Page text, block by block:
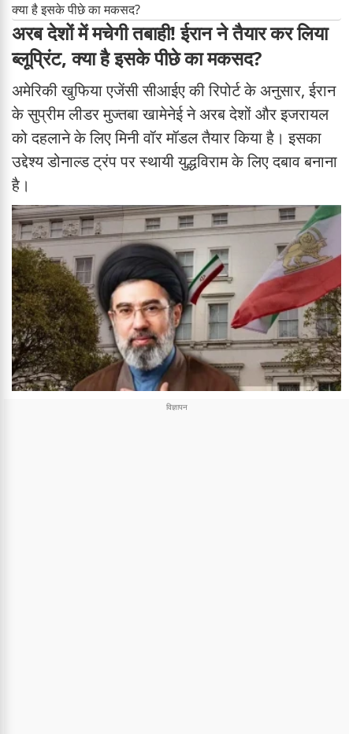
क्या है इसके पीछे का मकसद?
अरब देशों में मचेगी तबाही! ईरान ने तैयार कर लिया
ब्लूप्रिंट, क्या है इसके पीछे का मकसद?
अमेरिकी खुफिया एजेंसी सीआईए की रिपोर्ट के अनुसार, ईरान
के सुप्रीम लीडर मुज्तबा खामेनेई ने अरब देशों और इजरायल
को दहलाने के लिए मिनी वॉर मॉडल तैयार किया है। इसका
उद्देश्य डोनाल्ड ट्रंप पर स्थायी युद्धविराम के लिए दबाव बनाना
है।